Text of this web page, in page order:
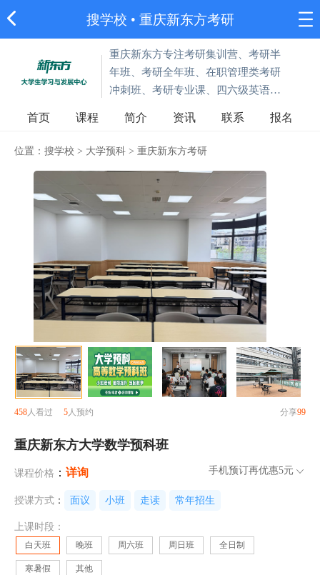
搜学校 • 重庆新东方考研
重庆新东方专注考研集训营、考研半
年班、考研全年班、在职管理类考研
冲刺班、考研专业课、四六级英语课
首页 课程 简介 资讯 联系 报名
位置： 搜学校 > 大学预科 > 重庆新东方考研
458人看过 5人预约 分享99
重庆新东方大学数学预科班
课程价格 ： 详询 手机预订再优惠5元
授课方式 ： 面议 小班 走读 常年招生
上课时段：
白天班 晚班 周六班 周日班 全日制
寒暑假 其他